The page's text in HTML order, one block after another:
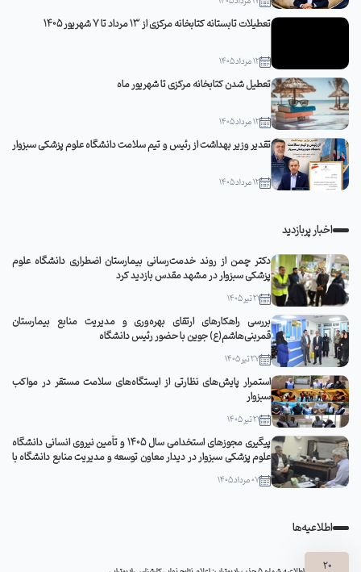
تعطیلات تابستانه کتابخانه مرکزی از 13 مرداد تا 7 شهریور 1405
12 مرداد 1405
تعطیل شدن کتابخانه مرکزی تا شهریور ماه
12 مرداد 1405
تقدیر وزیر بهداشت از رئیس و تیم سلامت دانشگاه علوم پزشکی سبزوار
12 مرداد 1405
اخبار پربازدید
دکتر چمن از روند خدمت‌رسانی بیمارستان اضطراری دانشگاه علوم
پزشکی سبزوار در مشهد مقدس بازدید کرد
21 تیر 1405
بررسی راهکارهای ارتقای بهره‌وری و مدیریت منابع بیمارستان
قمربنی‌هاشم(ع) جوین با حضور رئیس دانشگاه
27 تیر 1405
استمرار پایش‌های نظارتی از ایستگاه‌های سلامت مستقر در مواکب
سبزوار
21 تیر 1405
پیگیری مجوزهای استخدامی سال ۱۴۰۵ و تأمین نیروی انسانی دانشگاه
علوم پزشکی سبزوار در دیدار معاون توسعه و مدیریت منابع دانشگاه با
مدیرکل منابع انسانی وزارت بهداشت
07 مرداد 1405
اطلاعیه‌ها
20